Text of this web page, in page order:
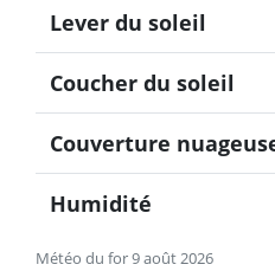
Météo du for 9 août 2026
Lever du soleil
Coucher du soleil
Couverture
Humidité